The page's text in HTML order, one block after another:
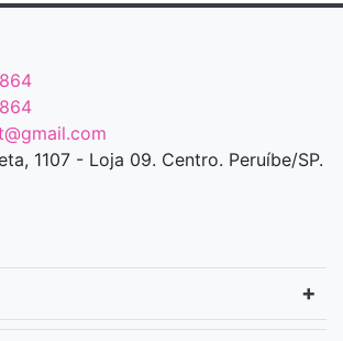
1107 - Loja 09. Centro. Peruíbe/SP.